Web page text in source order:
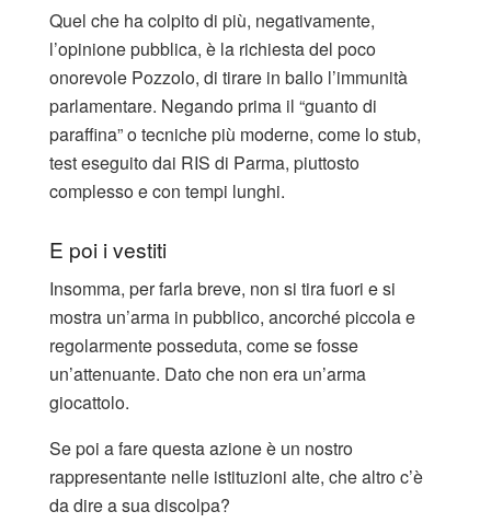
Quel che ha colpito di più, negativamente,
l’opinione pubblica, è la richiesta del poco
onorevole Pozzolo, di tirare in ballo l’immunità
parlamentare. Negando prima il “guanto di
paraffina” o tecniche più moderne, come lo stub,
test eseguito dai RIS di Parma, piuttosto
complesso e con tempi lunghi.
E poi i vestiti
Insomma, per farla breve, non si tira fuori e si
mostra un’arma in pubblico, ancorché piccola e
regolarmente posseduta, come se fosse
un’attenuante. Dato che non era un’arma
giocattolo.
Se poi a fare questa azione è un nostro
rappresentante nelle istituzioni alte, che altro c’è
da dire a sua discolpa?